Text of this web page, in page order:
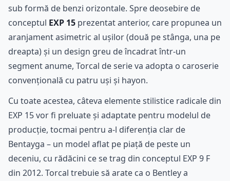
sub formă de benzi orizontale. Spre deosebire de
conceptul EXP 15 prezentat anterior, care propunea un
aranjament asimetric al ușilor (două pe stânga, una pe
dreapta) și un design greu de încadrat într-un
segment anume, Torcal de serie va adopta o caroserie
convențională cu patru uși și hayon.
Cu toate acestea, câteva elemente stilistice radicale din
EXP 15 vor fi preluate și adaptate pentru modelul de
producție, tocmai pentru a-l diferenția clar de
Bentayga – un model aflat pe piață de peste un
deceniu, cu rădăcini ce se trag din conceptul EXP 9 F
din 2012. Torcal trebuie să arate ca o Bentley a